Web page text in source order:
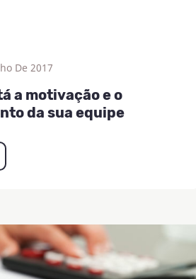
De 2017
a motivação e o
da sua equipe